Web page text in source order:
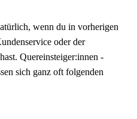
wenn du in vorherigen
oder der
Quereinsteiger:innen -
sich ganz oft folgenden